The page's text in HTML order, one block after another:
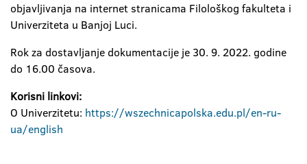
objavljivanja na internet stranicama Filološkog fakulteta i
Univerziteta u Banjoj Luci.
Rok za dostavljanje dokumentacije je 30. 9. 2022. godine
do 16.00 časova.
Korisni linkovi:
O Univerzitetu: https://wszechnicapolska.edu.pl/en-ru-
ua/english